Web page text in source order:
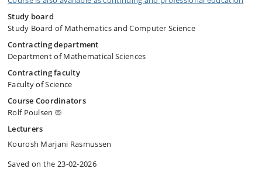
Study board
Study Board of Mathematics and Computer Science
Contracting department
Department of Mathematical Sciences
Contracting faculty
Faculty of Science
Course Coordinators
Rolf Poulsen
Lecturers
Kourosh Marjani Rasmussen
Saved on the 23-02-2026